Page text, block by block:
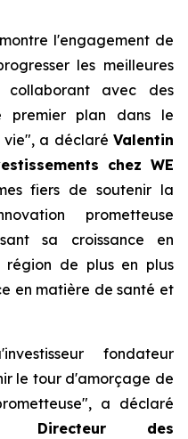
l'engagement de
les meilleures
avec des
premier plan dans le
vie", a déclaré Valentin
chez WE
fiers de soutenir la
prometteuse
sa croissance en
région de plus en plus
en matière de santé et
fondateur
le tour d'amorçage de
a déclaré
Directeur des